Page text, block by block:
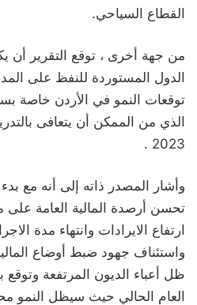
القطاع السياحي.
من جهة أخرى ، توقع التقرير أن
الدول المستوردة للنفظ على
توقعات النمو في الأردن خاصة
2023 .
وأشار المصدر ذاته إلى أنه مع
تحسن أرصدة المالية العامة
ارتفاع الايرادات وانتهاء مدة
واستئناف جهود ضبط أوضاع
ظل أعباء الديون المرتفعة وتوقع
العام الحالي حيث سيظل النمو